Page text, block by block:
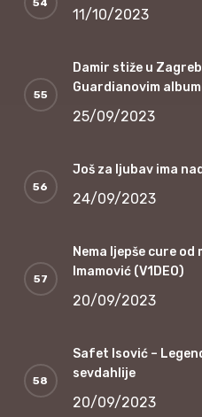
11/10/2023
Damir stiže u
Guardianovim
25/09/2023
Još za ljubav ima
24/09/2023
Nema ljepše cure od
Imamović (V1DEO)
20/09/2023
Safet Isović –
sevdahlije
20/09/2023